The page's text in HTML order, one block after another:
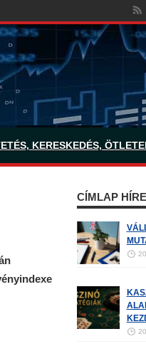
KERESKEDÉS,
CÍMLAP